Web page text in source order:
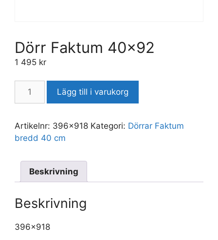
Dörr Faktum 40×92
1 495 kr
Lägg till i varukorg
Artikelnr: 396x918 Kategori: Dörrar Faktum
bredd 40 cm
Beskrivning
Beskrivning
396×918